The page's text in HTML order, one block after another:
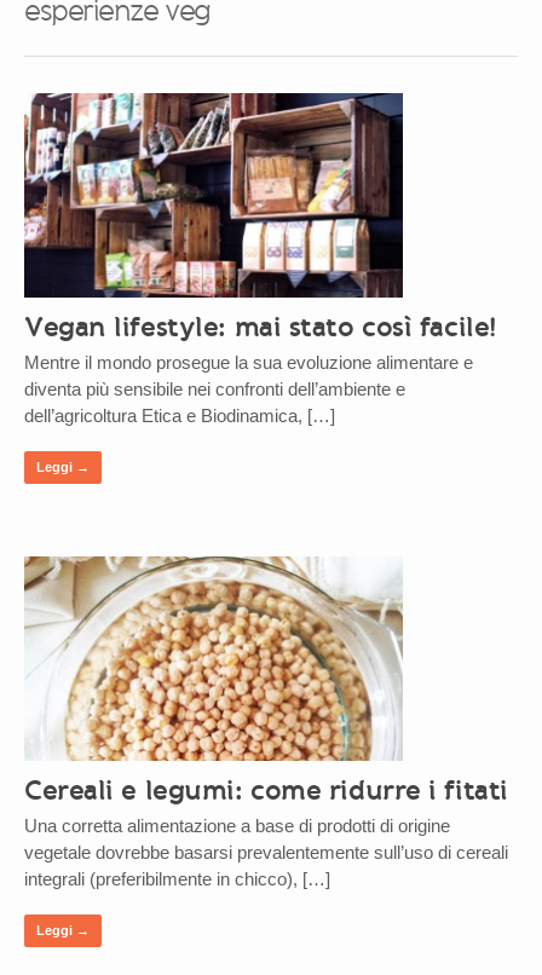
esperienze veg
Vegan lifestyle: mai stato così facile!
Mentre il mondo prosegue la sua evoluzione alimentare e
diventa più sensibile nei confronti dell’ambiente e
dell’agricoltura Etica e Biodinamica, […]
Leggi →
Cereali e legumi: come ridurre i fitati
Una corretta alimentazione a base di prodotti di origine
vegetale dovrebbe basarsi prevalentemente sull’uso di cereali
integrali (preferibilmente in chicco), […]
Leggi →